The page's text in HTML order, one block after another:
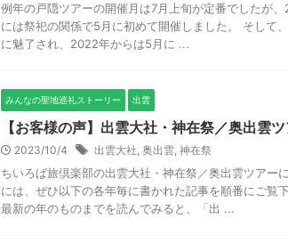
例年の戸隠ツアーの開催月は7月上旬が定番でしたが
には祭祀の関係で5月に初めて開催しました。 そして
に魅了され、2022年からは5月に ...
みんなの聖地巡礼ストーリー 出雲
【お客様の声】出雲大社・神在祭／奥出雲
2023/10/4 出雲大社, 奥出雲, 神在祭
ちいろば旅倶楽部の出雲大社・神在祭／奥出雲ツアー
には、ぜひ以下の各年毎に書かれた記事を順番にご覧
最新の年のものまでを読んでみると、「出 ...